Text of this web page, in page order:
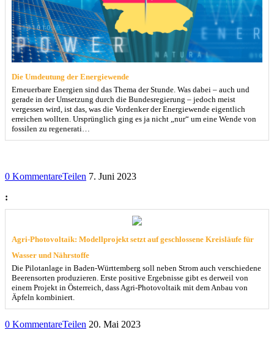
Die Umdeutung der Energiewende
Erneuerbare Energien sind das Thema der Stunde. Was dabei – auch und
gerade in der Umsetzung durch die Bundesregierung – jedoch meist
vergessen wird, ist das, was die Vordenker der Energiewende eigentlich
erreichen wollten. Ursprünglich ging es ja nicht „nur“ um eine Wende von
fossilen zu regenerati…
0 KommentareTeilen 7. Juni 2023
:
Agri-Photovoltaik: Modellprojekt setzt auf geschlossene Kreisläufe für
Wasser und Nährstoffe
Die Pilotanlage in Baden-Württemberg soll neben Strom auch verschiedene
Beerensorten produzieren. Erste positive Ergebnisse gibt es derweil von
einem Projekt in Österreich, dass Agri-Photovoltaik mit dem Anbau von
Äpfeln kombiniert.
0 KommentareTeilen 20. Mai 2023